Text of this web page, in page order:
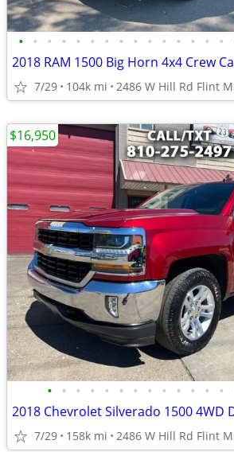
• • • • • • • • • • • • • • •
2018 RAM 1500 Big Horn 4x4 Crew
7/29 104k mi 2486 W Hill Rd Flint
• • • • • • • • • • • • •
7/29 158k mi 2486 W Hill Rd Flint
$16,950